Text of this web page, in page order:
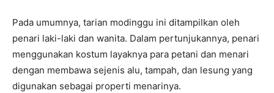
Pada umumnya, tarian modinggu ini ditampilkan oleh
penari laki-laki dan wanita. Dalam pertunjukannya, penari
menggunakan kostum layaknya para petani dan menari
dengan membawa sejenis alu, tampah, dan lesung yang
digunakan sebagai properti menarinya.